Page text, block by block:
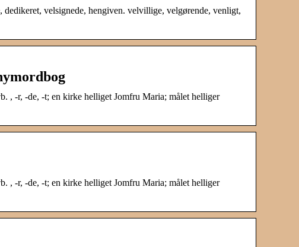
velsignede, hengiven. velvillige, velgørende, venligt,
, -r, -de, -t; en kirke helliget Jomfru Maria; målet helliger
, -r, -de, -t; en kirke helliget Jomfru Maria; målet helliger